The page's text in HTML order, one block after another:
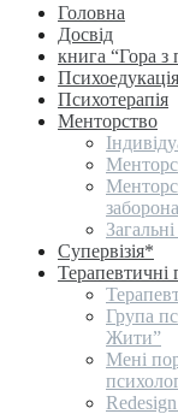
Головна
Досвід
книга “Гора з
Психоедукація
Психотерапія
Менторство
Супервізія*
Терапевтичні
Група
Жити”
Мені